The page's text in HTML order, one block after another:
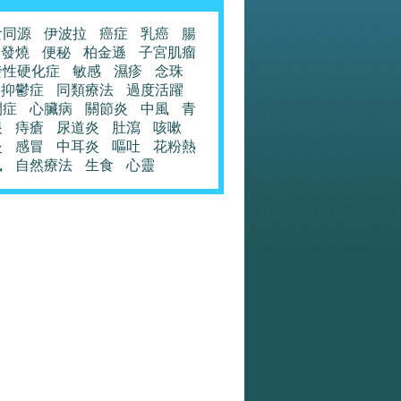
源 伊波拉 癌症 乳癌
腸
發燒
便秘 柏金遜
子宮肌瘤
硬化症
敏感 濕疹
念珠
抑鬱症
同類療法
過度活躍
心臟病 關節炎 中風
青
痔瘡 尿道炎 肚瀉
咳嗽
感冒 中耳炎 嘔吐
花粉熱
自然療法 生食 心靈